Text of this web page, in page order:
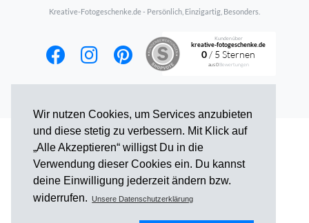
Wir nutzen Cookies, um Services anzubieten
und diese stetig zu verbessern. Mit Klick auf
„Alle Akzeptieren“ willigst Du in die
Verwendung dieser Cookies ein. Du kannst
deine Einwilligung jederzeit ändern bzw.
widerrufen.
Unsere Datenschutzerklärung
Kreative-Fotogeschenke.de - Persönlich, Einzigartig, Besonders.
Kunden über
kreative-fotogeschenke.de
0 / 5 Sternen
aus0Bewertungen